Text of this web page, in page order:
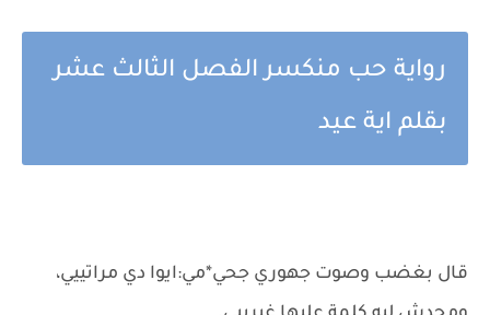
رواية حب منكسر الفصل الثالث عشر
بقلم اية عيد
قال بغضب وصوت جهوري جحي*مي:ايوا دي مراتييي،